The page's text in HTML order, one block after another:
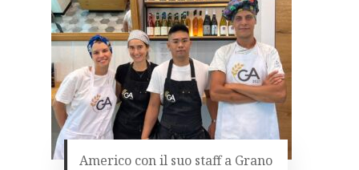
Americo con il suo staff a Grano